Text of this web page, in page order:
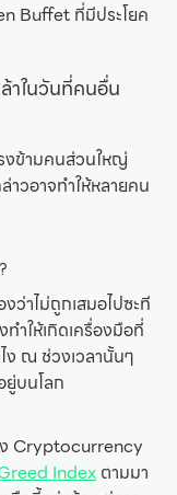
Buffet ที่มีประโยค
าในวันที่คนอื่น
งข้ามคนส่วนใหญ่
วอาจทำให้หลายคน
าไม่ถูกเสมอไปซะที
ำให้เกิดเครื่องมือที่
ง ณ ช่วงเวลานั้นๆ
ยู่บนโลก
Cryptocurrency
Index ตามมา